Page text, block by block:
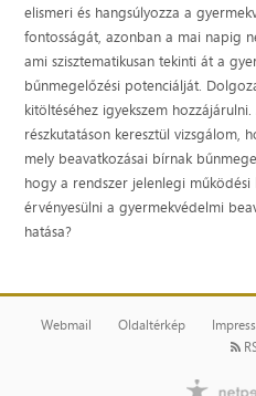
elismeri és hangsúlyozza a
fontosságát, azonban a mai napig
ami szisztematikusan tekinti át a
bűnmegelőzési potenciálját.
kitöltéséhez igyekszem
részkutatáson keresztül vizsgálom,
mely beavatkozásai bírnak
hogy a rendszer jelenlegi
érvényesülni a gyermekvédelmi
hatása?
Webmail Oldaltérkép